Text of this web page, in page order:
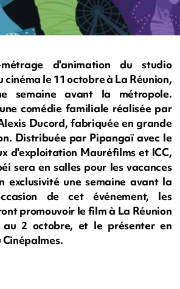
d'animation du studio
le 11 octobre à La Réunion,
semaine avant la métropole.
comédie familiale réalisée par
Ducord, fabriquée en grande
Distribuée par Pipangaï avec le
d'exploitation Mauréfilms et ICC,
sera en salles pour les vacances
exclusivité une semaine avant la
de cet événement, les
promouvoir le film à La Réunion
au 2 octobre, et le présenter en